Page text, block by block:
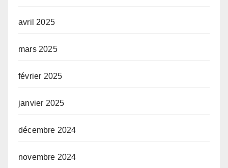
avril 2025
mars 2025
février 2025
janvier 2025
décembre 2024
novembre 2024